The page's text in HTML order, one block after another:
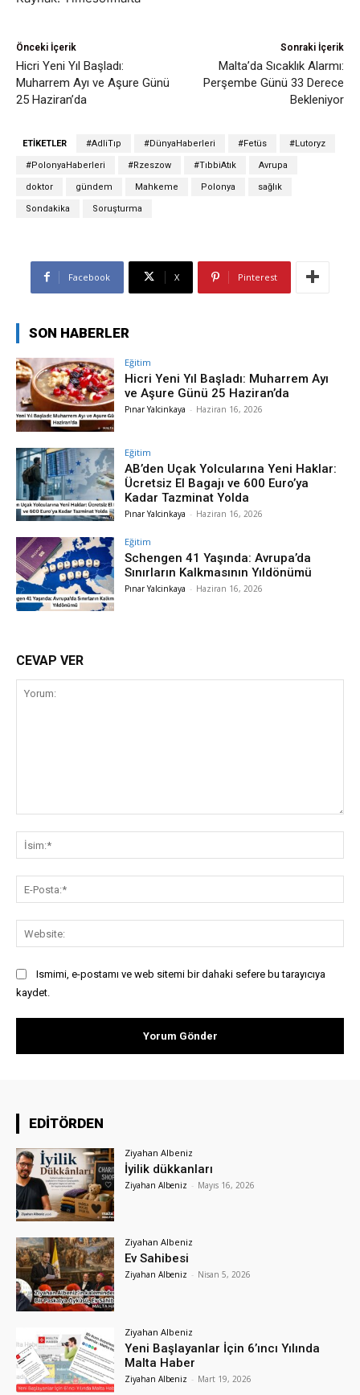
Önceki İçerik
Hicri Yeni Yıl Başladı:
Muharrem Ayı ve Aşure Günü
25 Haziran’da
Sonraki İçerik
Malta’da Sıcaklık Alarmı:
Perşembe Günü 33 Derece
Bekleniyor
ETIKETLER #AdliTıp #DünyaHaberleri #Fetüs #Lutoryz
#PolonyaHaberleri #Rzeszow #TıbbiAtık Avrupa
doktor gündem Mahkeme Polonya sağlık
Sondakika Soruşturma
Facebook X Pinterest
SON HABERLER
Eğitim
Hicri Yeni Yıl Başladı: Muharrem Ayı
ve Aşure Günü 25 Haziran’da
Pınar Yalcinkaya - Haziran 16, 2026
Eğitim
AB’den Uçak Yolcularına Yeni Haklar:
Ücretsiz El Bagajı ve 600 Euro’ya
Kadar Tazminat Yolda
Pınar Yalcinkaya - Haziran 16, 2026
Eğitim
Schengen 41 Yaşında: Avrupa’da
Sınırların Kalkmasının Yıldönümü
Pınar Yalcinkaya - Haziran 16, 2026
CEVAP VER
Ismimi, e-postamı ve web sitemi bir dahaki sefere bu tarayıcıya
kaydet.
EDİTÖRDEN
Ziyahan Albeniz
İyilik dükkanları
Ziyahan Albeniz - Mayıs 16, 2026
Ziyahan Albeniz
Ev Sahibesi
Ziyahan Albeniz - Nisan 5, 2026
Ziyahan Albeniz
Yeni Başlayanlar İçin 6’ıncı Yılında
Malta Haber
Ziyahan Albeniz - Mart 19, 2026